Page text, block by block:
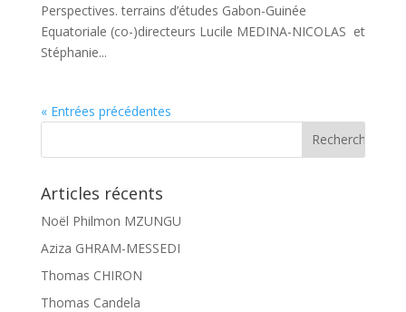
Perspectives. terrains d’études Gabon-Guinée
Equatoriale (co-)directeurs Lucile MEDINA-NICOLAS et
Stéphanie...
« Entrées précédentes
Articles récents
Noël Philmon MZUNGU
Aziza GHRAM-MESSEDI
Thomas CHIRON
Thomas Candela